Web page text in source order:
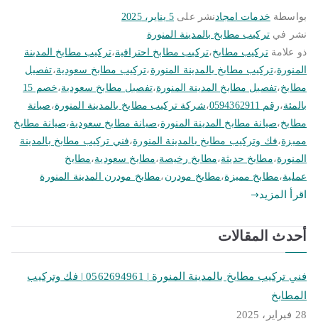
بواسطة خدمات امجادنشر على 5 يناير، 2025
نشر فيتركيب مطابخ بالمدينة المنورة
ذو علامةتركيب مطابخ،تركيب مطابخ احترافية،تركيب مطابخ المدينة
المنورة،تركيب مطابخ بالمدينة المنورة ،تركيب مطابخ سعودية،تفصيل
مطابخ،تفصيل مطابخ المدينة المنورة،تفصيل مطابخ سعودية،
خصم 15
بالمئة،رقم 0594362911 ،شركة تركيب مطابخ بالمدينة المنورة، صيانة
مطابخ،صيانة مطابخ المدينة المنورة،صيانة مطابخ سعودية،صيانة مطابخ
مميزة،فك وتركيب مطابخ بالمدينة المنورة،فني تركيب مطابخ بالمدينة
المنورة،مطابخ حديثة،مطابخ رخيصة،مطابخ سعودية،مطابخ
عملية،مطابخ مميزة،مطابخ مودرن ،مطابخ مودرن المدينة المنورة
اقرأ المزيد
أحدث المقالات
فني تركيب مطابخ بالمدينة المنورة | 0562694961 | فك وتركيب
المطابخ
28 فبراير، 2025